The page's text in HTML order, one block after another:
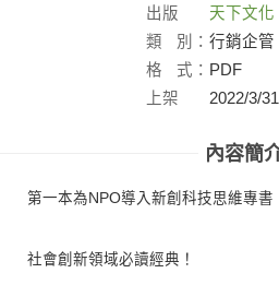
出版
社：
天下文化
類
別： 行銷企管
格
式： PDF
上架
2022/3/31
內容簡
第一本為NPO導入新創科技思維專書
社會創新領域必讀經典！